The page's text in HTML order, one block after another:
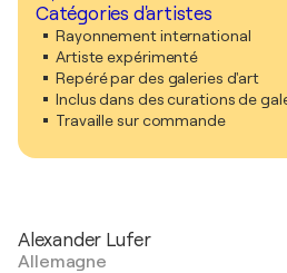
Catégories d'artistes
Rayonnement international
Artiste expérimenté
Repéré par des galeries d'art
Inclus dans des curations de
Travaille sur commande
Alexander Lufer
Allemagne